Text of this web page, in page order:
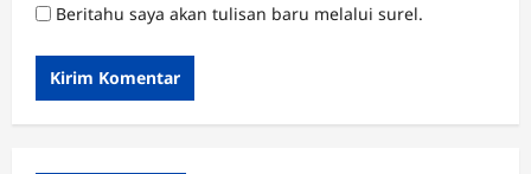
Beritahu saya akan tulisan baru melalui surel.